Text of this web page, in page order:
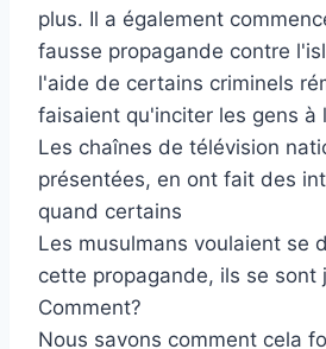
plus. Il a également
fausse propagande contre
l'aide de certains criminels
faisaient qu'inciter les gens à
Les chaînes de télévision
présentées, en ont fait des
quand certains
Les musulmans voulaient se
cette propagande, ils se sont
Comment?
Nous savons comment cela